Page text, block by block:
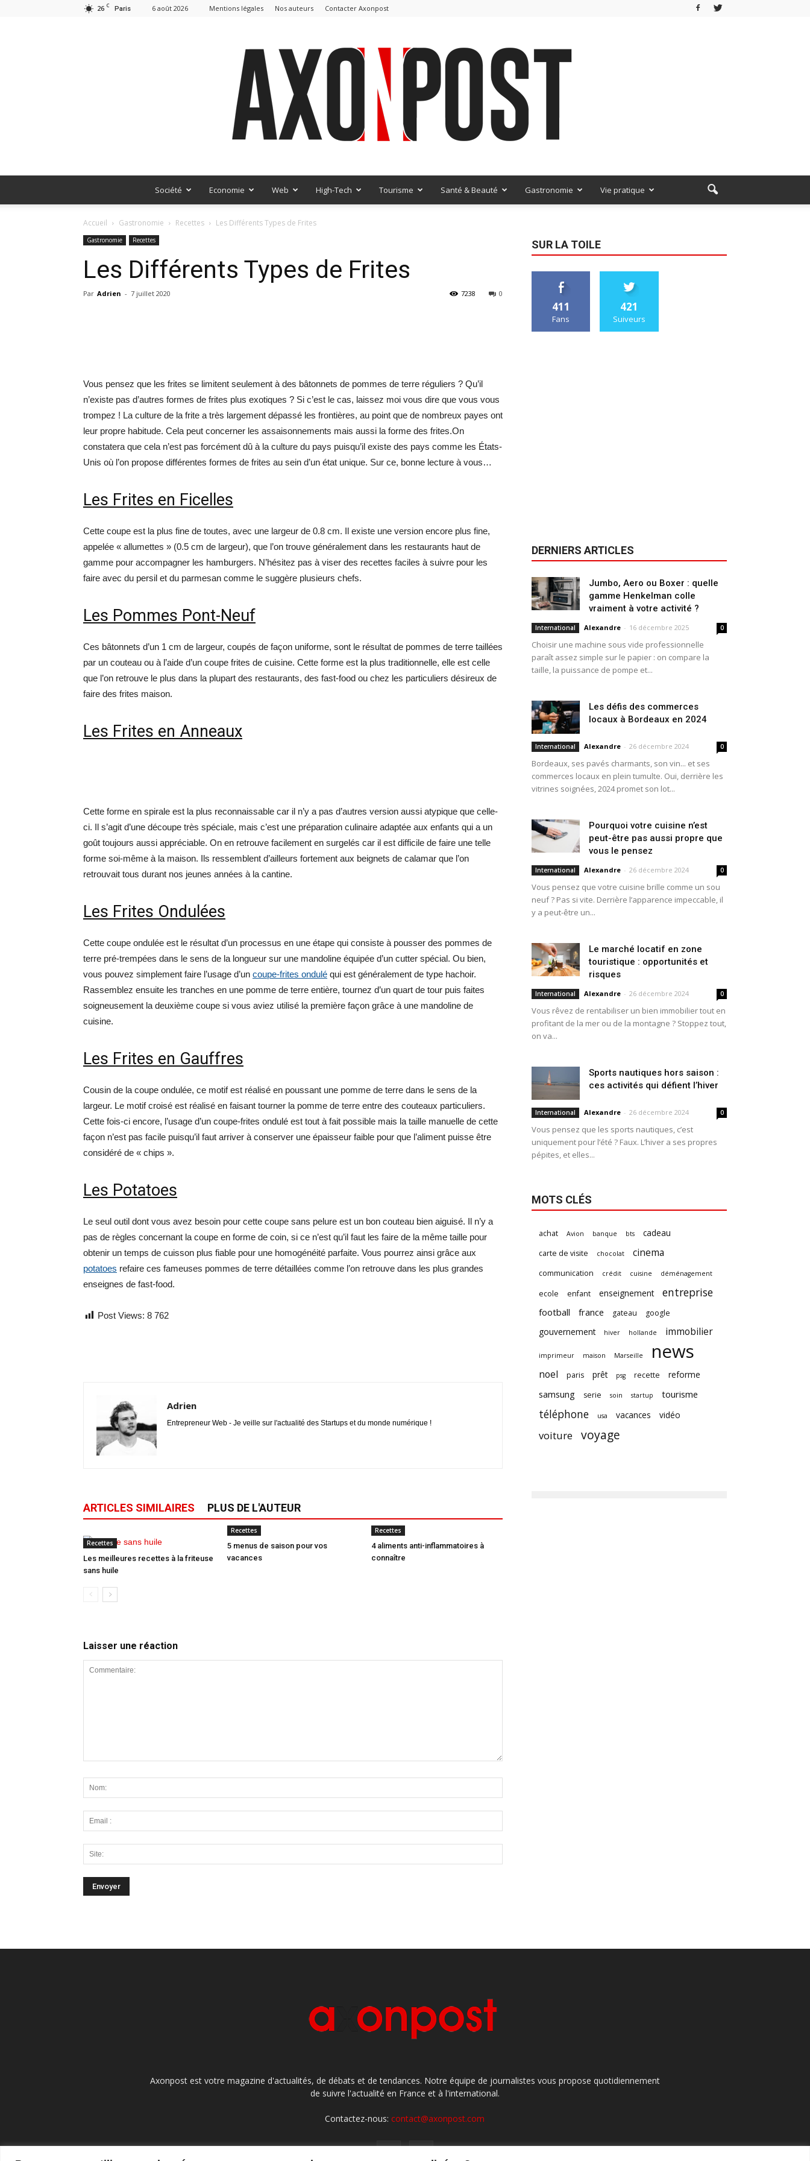
26 C Paris 6 août 2026 Mentions légales Nos auteurs Contacter Axonpost
Société Economie Web High-Tech Tourisme Santé & Beauté Gastronomie Vie pratique
Accueil Gastronomie Recettes Les Différents Types de Frites
Gastronomie Recettes
Les Différents Types de Frites
Par Adrien - 7 juillet 2020 0
7238
Vous pensez que les frites se limitent seulement à des bâtonnets de pommes de terre réguliers ? Qu’il
n’existe pas d’autres formes de frites plus exotiques ? Si c’est le cas, laissez moi vous dire que vous vous
trompez ! La culture de la frite a très largement dépassé les frontières, au point que de nombreux payes ont
leur propre habitude. Cela peut concerner les assaisonnements mais aussi la forme des frites.On
constatera que cela n’est pas forcément dû à la culture du pays puisqu’il existe des pays comme les États-
Unis où l’on propose différentes formes de frites au sein d’un état unique. Sur ce, bonne lecture à vous…
Les Frites en Ficelles
Cette coupe est la plus fine de toutes, avec une largeur de 0.8 cm. Il existe une version encore plus fine,
appelée « allumettes » (0.5 cm de largeur), que l’on trouve généralement dans les restaurants haut de
gamme pour accompagner les hamburgers. N’hésitez pas à viser des recettes faciles à suivre pour les
faire avec du persil et du parmesan comme le suggère plusieurs chefs.
Les Pommes Pont-Neuf
Ces bâtonnets d’un 1 cm de largeur, coupés de façon uniforme, sont le résultat de pommes de terre taillées
par un couteau ou à l’aide d’un coupe frites de cuisine. Cette forme est la plus traditionnelle, elle est celle
que l’on retrouve le plus dans la plupart des restaurants, des fast-food ou chez les particuliers désireux de
faire des frites maison.
Les Frites en Anneaux
Cette forme en spirale est la plus reconnaissable car il n’y a pas d’autres version aussi atypique que celle-
ci. Il s’agit d’une découpe très spéciale, mais c’est une préparation culinaire adaptée aux enfants qui a un
goût toujours aussi appréciable. On en retrouve facilement en surgelés car il est difficile de faire une telle
forme soi-même à la maison. Ils ressemblent d’ailleurs fortement aux beignets de calamar que l’on
retrouvait tous durant nos jeunes années à la cantine.
Les Frites Ondulées
Cette coupe ondulée est le résultat d’un processus en une étape qui consiste à pousser des pommes de
terre pré-trempées dans le sens de la longueur sur une mandoline équipée d’un cutter spécial. Ou bien,
vous pouvez simplement faire l’usage d’un coupe-frites ondulé qui est généralement de type hachoir.
Rassemblez ensuite les tranches en une pomme de terre entière, tournez d’un quart de tour puis faites
soigneusement la deuxième coupe si vous aviez utilisé la première façon grâce à une mandoline de
cuisine.
Les Frites en Gauffres
Cousin de la coupe ondulée, ce motif est réalisé en poussant une pomme de terre dans le sens de la
largeur. Le motif croisé est réalisé en faisant tourner la pomme de terre entre des couteaux particuliers.
Cette fois-ci encore, l’usage d’un coupe-frites ondulé est tout à fait possible mais la taille manuelle de cette
façon n’est pas facile puisqu’il faut arriver à conserver une épaisseur faible pour que l’aliment puisse être
considéré de « chips ».
Les Potatoes
Le seul outil dont vous avez besoin pour cette coupe sans pelure est un bon couteau bien aiguisé. Il n’y a
pas de règles concernant la coupe en forme de coin, si ce n’est qu’il faut les faire de la même taille pour
obtenir un temps de cuisson plus fiable pour une homogénéité parfaite. Vous pourrez ainsi grâce aux
potatoes refaire ces fameuses pommes de terre détaillées comme l’on retrouve dans les plus grandes
enseignes de fast-food.
Post Views: 8 762
Adrien
Entrepreneur Web - Je veille sur l'actualité des Startups et du monde numérique !
ARTICLES SIMILAIRES PLUS DE L'AUTEUR
Recettes
Les meilleures recettes à la friteuse
sans huile
Recettes
5 menus de saison pour vos
vacances
Recettes
4 aliments anti-inflammatoires à
connaître
Laisser une réaction
SUR LA TOILE
411
Fans
421
Suiveurs
DERNIERS ARTICLES
Jumbo, Aero ou Boxer : quelle
gamme Henkelman colle
vraiment à votre activité ?
International Alexandre - 16 décembre 2025 0
Choisir une machine sous vide professionnelle
paraît assez simple sur le papier : on compare la
taille, la puissance de pompe et...
Les défis des commerces
locaux à Bordeaux en 2024
International Alexandre - 26 décembre 2024 0
Bordeaux, ses pavés charmants, son vin... et ses
commerces locaux en plein tumulte. Oui, derrière les
vitrines soignées, 2024 promet son lot...
Pourquoi votre cuisine n’est
peut-être pas aussi propre que
vous le pensez
International Alexandre - 26 décembre 2024 0
Vous pensez que votre cuisine brille comme un sou
neuf ? Pas si vite. Derrière l’apparence impeccable, il
y a peut-être un...
Le marché locatif en zone
touristique : opportunités et
risques
International Alexandre - 26 décembre 2024 0
Vous rêvez de rentabiliser un bien immobilier tout en
profitant de la mer ou de la montagne ? Stoppez tout,
on va...
Sports nautiques hors saison :
ces activités qui défient l’hiver
International Alexandre - 26 décembre 2024 0
Vous pensez que les sports nautiques, c’est
uniquement pour l’été ? Faux. L’hiver a ses propres
pépites, et elles...
MOTS CLÉS
achat Avion banque bts cadeau
carte de visite chocolat cinema
communication crédit cuisine déménagement
ecole enfant enseignement entreprise
football france gateau google
gouvernement hiver hollande immobilier
imprimeur maison Marseille news
noel paris prêt psg recette reforme
samsung serie soin startup tourisme
téléphone usa vacances vidéo
voiture voyage
Axonpost est votre magazine d'actualités, de débats et de tendances. Notre équipe de journalistes vous propose quotidiennement
de suivre l'actualité en France et à l'international.
Contactez-nous:contact@axonpost.com